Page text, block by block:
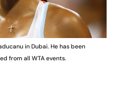
in Dubai. He has been
from all WTA events.